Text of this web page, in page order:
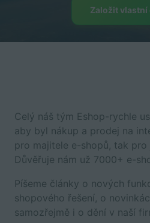
Založit vlastní
Celý náš tým Eshop-rychle
aby byl nákup a prodej na
pro majitele e-shopů, tak pro
Důvěřuje nám už 7000+ e-
Píšeme články o nových
shopového řešení, o
samozřejmě i o dění v naší